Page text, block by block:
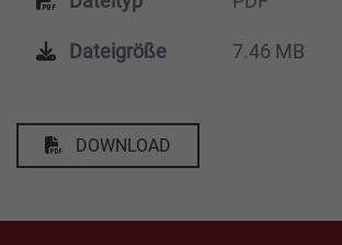
Dateigröße 7.46 MB
DOWNLOAD